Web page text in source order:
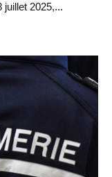
juillet 2025,...